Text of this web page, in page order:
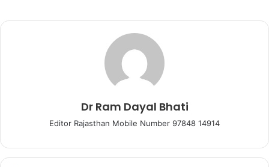
Dr Ram Dayal Bhati
Editor Rajasthan Mobile Number 97848 14914